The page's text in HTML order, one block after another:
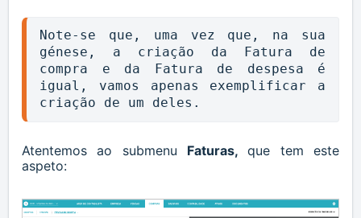
Note-se que, uma vez que, na sua
génese, a criação da Fatura de
compra e da Fatura de despesa é
igual, vamos apenas exemplificar a
criação de um deles.
Atentemos ao submenu Faturas,que tem este
aspeto: